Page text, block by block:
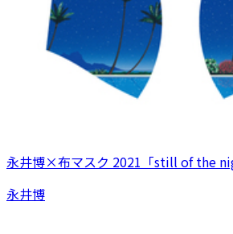
永井博×布マスク 2021「still of the
永井博